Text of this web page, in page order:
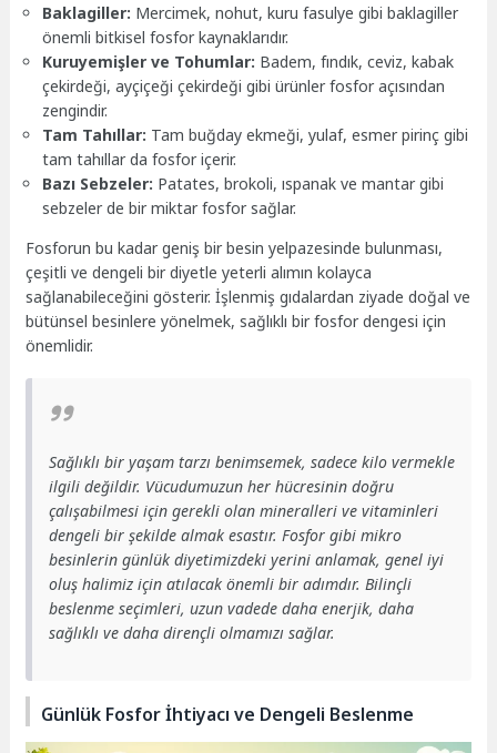
Baklagiller: Mercimek, nohut, kuru fasulye gibi baklagiller
önemli bitkisel fosfor kaynaklarıdır.
Kuruyemişler ve Tohumlar: Badem, fındık, ceviz, kabak
çekirdeği, ayçiçeği çekirdeği gibi ürünler fosfor açısından
zengindir.
Tam Tahıllar: Tam buğday ekmeği, yulaf, esmer pirinç gibi
tam tahıllar da fosfor içerir.
Bazı Sebzeler: Patates, brokoli, ıspanak ve mantar gibi
sebzeler de bir miktar fosfor sağlar.
Fosforun bu kadar geniş bir besin yelpazesinde bulunması,
çeşitli ve dengeli bir diyetle yeterli alımın kolayca
sağlanabileceğini gösterir. İşlenmiş gıdalardan ziyade doğal ve
bütünsel besinlere yönelmek, sağlıklı bir fosfor dengesi için
önemlidir.
Sağlıklı bir yaşam tarzı benimsemek, sadece kilo vermekle
ilgili değildir. Vücudumuzun her hücresinin doğru
çalışabilmesi için gerekli olan mineralleri ve vitaminleri
dengeli bir şekilde almak esastır. Fosfor gibi mikro
besinlerin günlük diyetimizdeki yerini anlamak, genel iyi
oluş halimiz için atılacak önemli bir adımdır. Bilinçli
beslenme seçimleri, uzun vadede daha enerjik, daha
sağlıklı ve daha dirençli olmamızı sağlar.
Günlük Fosfor İhtiyacı ve Dengeli Beslenme